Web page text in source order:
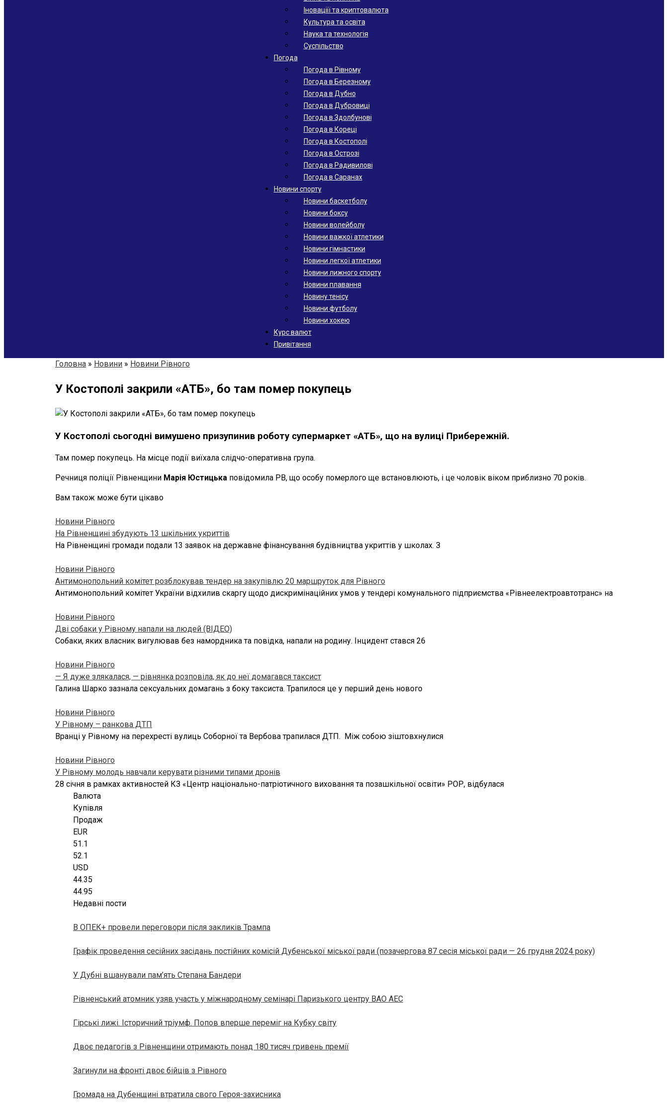
Іноваціії та криптовалюта
Культура та освіта
Наука та технологія
Суспільство
Погода
Погода в Рівному
Погода в Березному
Погода в Дубно
Погода в Дубровиці
Погода в Здолбунові
Погода в Кореці
Погода в Костополі
Погода в Острозі
Погода в Радивилові
Погода в Саранах
Новини спорту
Новини баскетболу
Новини боксу
Новини волейболу
Новини важкої атлетики
Новини гімнастики
Новини легкої атлетики
Новини лижного спорту
Новини плавання
Новину тенісу
Новини футболу
Новини хокею
Курс валют
Привітання
Головна » Новини » Новини Рівного
У Костополі закрили «АТБ», бо там помер покупець
У Костополі сьогодні вимушено призупинив роботу супермаркет «АТБ», що на вулиці Прибережній.
Там помер покупець. На місце події виїхала слідчо-оперативна група.
Речниця поліції Рівненщини Марія Юстицька повідомила РВ, що особу померлого ще встановлюють, і це чоловік віком приблизно 70 років.
Вам також може бути цікаво
Новини Рівного
На Рівненщині збудують 13 шкільних укриттів
На Рівненщині громади подали 13 заявок на державне фінансування будівництва укриттів у школах. З
Новини Рівного
Антимонопольний комітет розблокував тендер на закупівлю 20 маршруток для Рівного
Антимонопольний комітет України відхилив скаргу щодо дискримінаційних умов у тендері комунального підприємства «Рівнеелектроавтотранс» на
Новини Рівного
Дві собаки у Рівному напали на людей (ВІДЕО)
Собаки, яких власник вигулював без намордника та повідка, напали на родину. Інцидент стався 26
Новини Рівного
— Я дуже злякалася, — рівнянка розповіла, як до неї домагався таксист
Галина Шарко зазнала сексуальних домагань з боку таксиста. Трапилося це у перший день нового
Новини Рівного
У Рівному – ранкова ДТП
Вранці у Рівному на перехресті вулиць Соборної та Вербова трапилася ДТП. Між собою зіштовхнулися
Новини Рівного
У Рівному молодь навчали керувати різними типами дронів
28 січня в рамках активностей КЗ «Центр національно-патріотичного виховання та позашкільної освіти» РОР, відбулася
Валюта
Купівля
Продаж
EUR
51.1
52.1
USD
44.35
44.95
Недавні пости
В ОПЕК+ провели переговори після закликів Трампа
Графік проведення сесійних засідань постійних комісій Дубенської міської ради (позачергова 87 сесія міської ради — 26 грудня 2024 року)
У Дубні вшанували пам’ять Степана Бандери
Рівненський атомник узяв участь у міжнародному семінарі Паризького центру ВАО АЕС
Гірські лижі. Історичний тріумф. Попов вперше переміг на Кубку світу
Двоє педагогів з Рівненщини отримають понад 180 тисяч гривень премії
Загинули на фронті двоє бійців з Рівного
Громада на Дубенщині втратила свого Героя-захисника